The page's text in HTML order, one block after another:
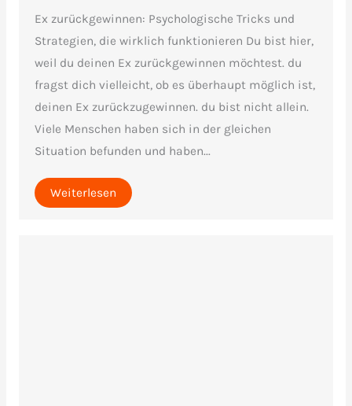
Ex zurückgewinnen: Psychologische Tricks und
Strategien, die wirklich funktionieren Du bist hier,
weil du deinen Ex zurückgewinnen möchtest. du
fragst dich vielleicht, ob es überhaupt möglich ist,
deinen Ex zurückzugewinnen. du bist nicht allein.
Viele Menschen haben sich in der gleichen
Situation befunden und haben...
Weiterlesen